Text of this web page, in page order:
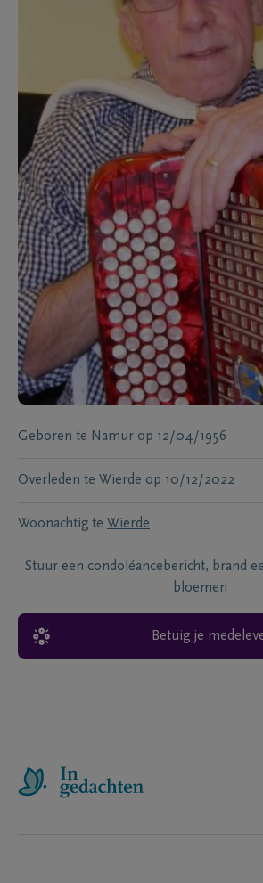
Geboren te Namur op 12/04/1956
Overleden te Wierde op 10/12/2022
Woonachtig te Wierde
Stuur een condoléancebericht, brand
bloemen
Betuig je